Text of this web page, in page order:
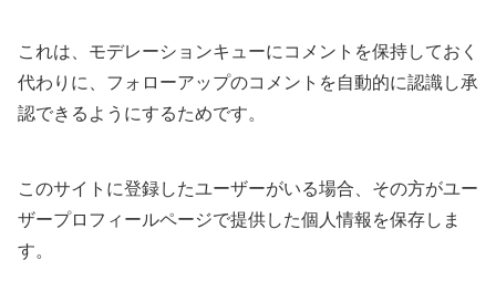
これは、モデレーションキューにコメントを保持しておく
代わりに、フォローアップのコメントを自動的に認識し承
認できるようにするためです。
このサイトに登録したユーザーがいる場合、その方がユー
ザープロフィールページで提供した個人情報を保存しま
す。